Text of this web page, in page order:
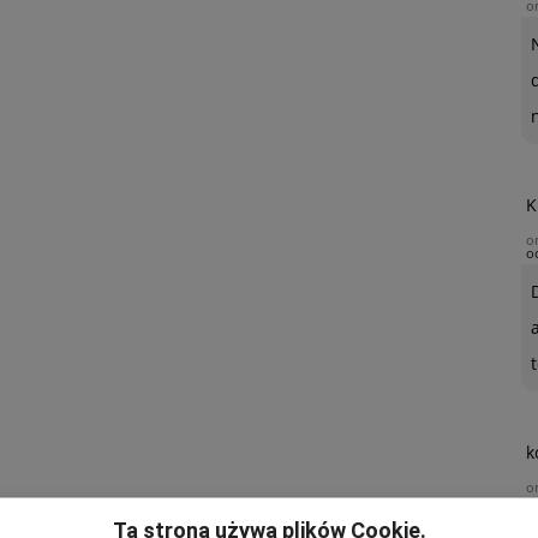
Ta strona używa plików Cookie.